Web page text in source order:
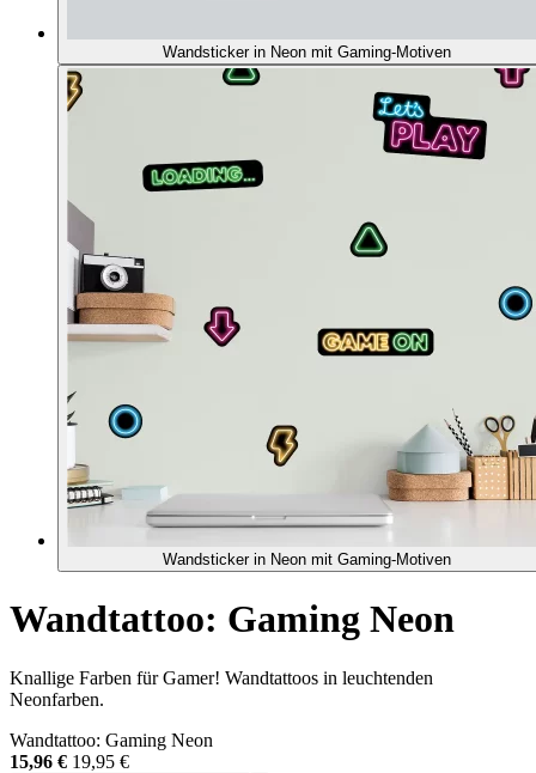
Wandsticker in Neon mit Gaming-Motiven
Wandsticker in Neon mit Gaming-Motiven
Wandtattoo: Gaming Neon
Knallige Farben für Gamer! Wandtattoos in leuchtenden
Neonfarben.
Wandtattoo: Gaming Neon
15,96 € 19,95 €